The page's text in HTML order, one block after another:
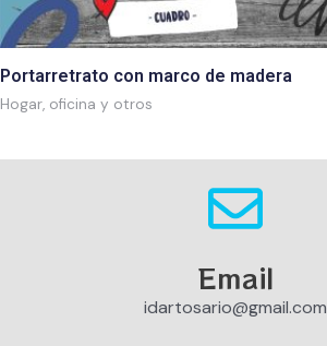
Portarretrato con marco de madera
Hogar, oficina y otros
Email
idartosario@gmail.com